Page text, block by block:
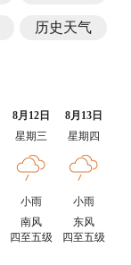
历史天气
8月12日
8月13日
星期三 星期四
小雨
小雨
南风
四至五级
东风
四至五级